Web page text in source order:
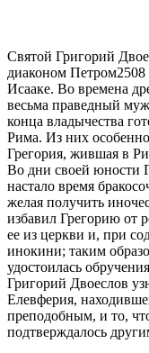
Святой Григорий
диаконом Петром2508
Исааке. Во времена
весьма праведный
конца владычества
Рима. Из них
Грегория, жившая в
Во дни своей юности
настало время
желая получить
избавил Грегорию от
ее из церкви и, при
инокини; таким
удостоилась
Григорий Двоеслов
Елевферия,
преподобным, и то,
подтверждалось